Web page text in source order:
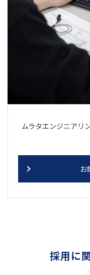
ムラタエンジニアリ
お
採用に